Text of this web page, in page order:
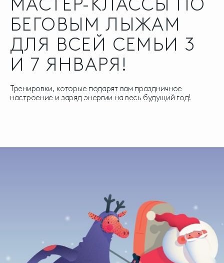
БЕГОВЫМ ЛЫЖАМ
ДЛЯ ВСЕЙ СЕМЬИ 3
И 7 ЯНВАРЯ!
Тренировки, которые подарят вам праздничное
настроение и заряд энергии на весь будущий год!